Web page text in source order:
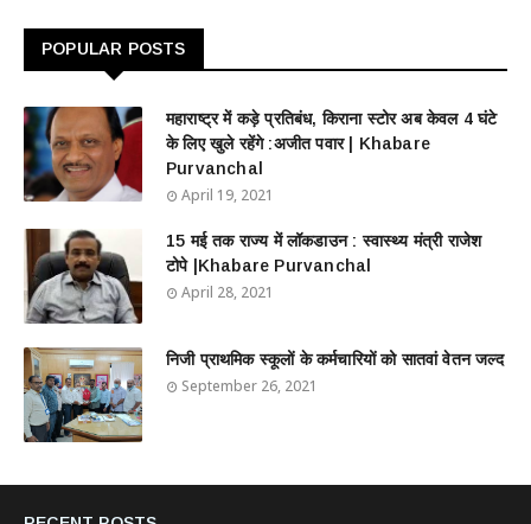
POPULAR POSTS
महाराष्ट्र में कड़े प्रतिबंध, किराना स्टोर अब केवल 4 घंटे
के लिए खुले रहेंगे :अजीत पवार | Khabare
Purvanchal
April 19, 2021
15 मई तक राज्य में लॉकडाउन : स्वास्थ्य मंत्री राजेश
टोपे |Khabare Purvanchal
April 28, 2021
निजी प्राथमिक स्कूलों के कर्मचारियों को सातवां वेतन जल्द
September 26, 2021